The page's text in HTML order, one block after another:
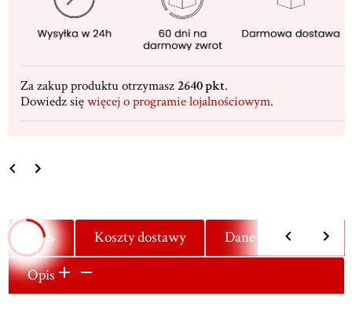
Za zakup produktu otrzymasz 2640 pkt.
Dowiedz sięwięcej o programie lojalnościowym.
Opis Koszty dostawy
Dane techniczne
Opis